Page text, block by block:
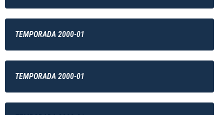
TEMPORADA 2000-01
TEMPORADA 2000-01